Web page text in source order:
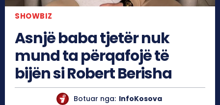
SHOWBIZ
Asnjë baba tjetër nuk
mund ta përqafojë të
bijën si Robert Berisha
Botuar nga: InfoKosova